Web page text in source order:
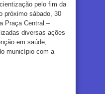
pelo fim da
próximo sábado, 30
Praça Central –
diversas ações
em saúde,
município com a